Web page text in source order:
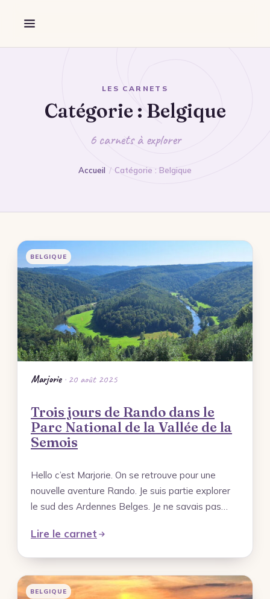
Destination
Mon Portfolio
Mes photos
Forêt de Marchiennes – Portfolio
Ville de Tournai – Belgique – Portfolio
Terre de Mineurs – Portfolio
Les Ardennes Belges – Coup de Cœur –
Les Monts des Flandres – Idée Rando –
Portfolio
LES CARNETS
Catégorie : Belgique
6 carnets à explorer
Accueil / Catégorie : Belgique
BELGIQUE
Marjorie· 20 août 2025
Trois jours de Rando dans le
Parc National de la Vallée de la
Semois
Hello c’est Marjorie. On se retrouve pour une
nouvelle aventure Rando. Je suis partie explorer
le sud des Ardennes Belges. Je ne savais pas…
Lire le carnet
BELGIQUE